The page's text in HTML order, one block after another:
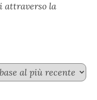
attraverso la